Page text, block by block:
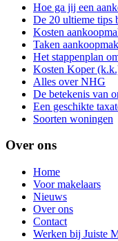
Hoe ga jij een
De 20 ultieme tips
Kosten
Taken
Het stappenplan
Kosten Koper
Alles over NHG
De betekenis van
Een geschikte
Soorten woningen
Over ons
Home
Voor makelaars
Nieuws
Over ons
Contact
Werken bij Juiste